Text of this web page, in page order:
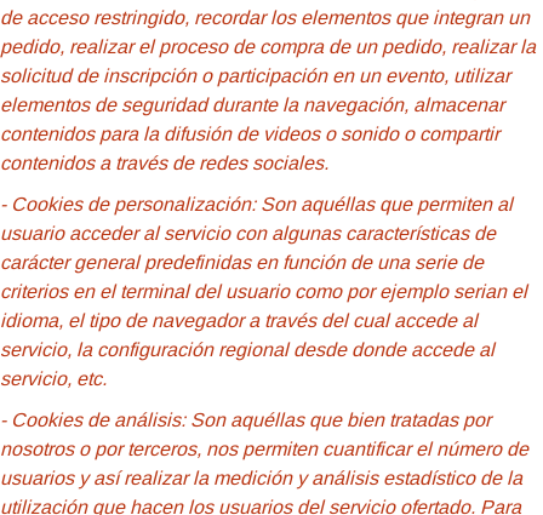
de acceso restringido, recordar los elementos que integran un
pedido, realizar el proceso de compra de un pedido, realizar la
solicitud de inscripción o participación en un evento, utilizar
elementos de seguridad durante la navegación, almacenar
contenidos para la difusión de videos o sonido o compartir
contenidos a través de redes sociales.
- Cookies de personalización: Son aquéllas que permiten al
usuario acceder al servicio con algunas características de
carácter general predefinidas en función de una serie de
criterios en el terminal del usuario como por ejemplo serian el
idioma, el tipo de navegador a través del cual accede al
servicio, la configuración regional desde donde accede al
servicio, etc.
- Cookies de análisis: Son aquéllas que bien tratadas por
nosotros o por terceros, nos permiten cuantificar el número de
usuarios y así realizar la medición y análisis estadístico de la
utilización que hacen los usuarios del servicio ofertado. Para